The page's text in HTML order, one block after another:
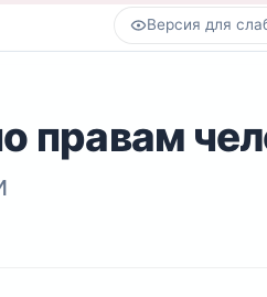
Версия для
правам